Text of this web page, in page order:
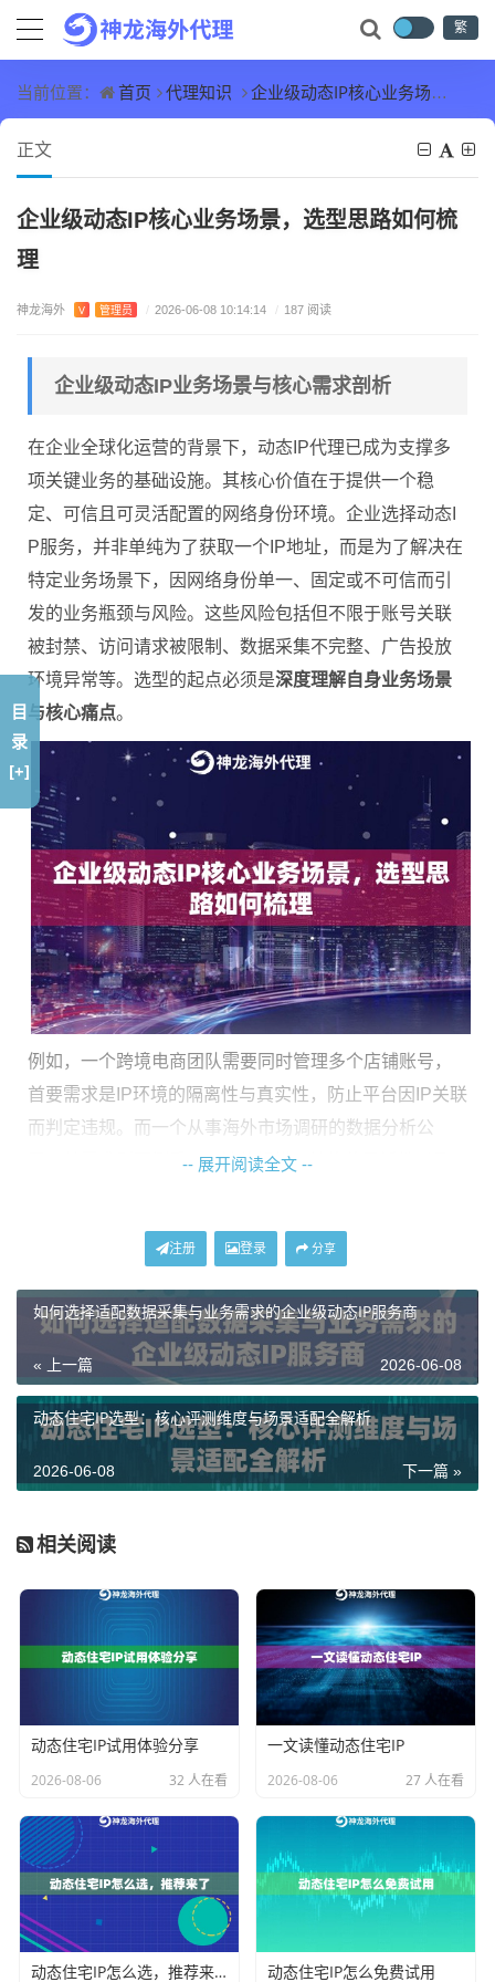
繁
当前位置： 首页 代理知识 企业级动态IP核心业务场景，选型思路如何梳理
正文
企业级动态IP核心业务场景，选型思路如何梳
理
神龙海外 V 管理员 / 2026-06-08 10:14:14 / 187 阅读
企业级动态IP业务场景与核心需求剖析
在企业全球化运营的背景下，动态IP代理已成为支撑多
项关键业务的基础设施。其核心价值在于提供一个稳
定、可信且可灵活配置的网络身份环境。企业选择动态I
P服务，并非单纯为了获取一个IP地址，而是为了解决在
特定业务场景下，因网络身份单一、固定或不可信而引
发的业务瓶颈与风险。这些风险包括但不限于账号关联
被封禁、访问请求被限制、数据采集不完整、广告投放
环境异常等。选型的起点必须是深度理解自身业务场景
与核心痛点。
例如，一个跨境电商团队需要同时管理多个店铺账号，
首要需求是IP环境的隔离性与真实性，防止平台因IP关联
而判定违规。而一个从事海外市场调研的数据分析公
司，其需求则更侧重于IP池的规模、轮换的灵活性以及
利进行。广告投放团队则对IP的地理位置精准度、纯净
度以及并发稳定性有极高要求，以确保广告测试与投放
的效果数据真实可靠。清晰定义这些场景，是后续所有
选型决策的基石。
动态IP产品选型的关键维度
面对市场上琳琅满目的动态IP产品，企业需要一套系统
化的梳理框架。基于核心业务场景，我们可以从以下几
否与企业业务无缝契合并发挥最大效能。
1. IP资源属性与规模：这是最根本的维度。IP资源主要
分为数据中心IP、住宅IP和移动IP。对于企业级业务，尤
其是涉及账号安全、平台访问的场景，住宅IP因其源自
，是首选。资源规模则体现
在IP池的大小和去重能力上。例如，神龙海外动态IP的企
业级动态住宅IP套餐，提供每日实时去重超330万IP的庞
大资源池，这为高并发、防封禁的业务提供了坚实基
础。而不限量代理IP套餐则提供专属IP池，不限制IP使用
数量，特别适合成本敏感且流量消耗巨大的长期任务。
2. 地理定位精准度与覆盖范围：业务的目标市场决定了I
P的地理需求。是只需要美国、日本等主流国家，还是需
要覆盖全球200多个国家地区？是否需要精确到州或城市
-- 展开阅读全文 --
注册 登录 分享
如何选择适配数据采集与业务需求的企业级动态IP服务商
« 上一篇 2026-06-08
动态住宅IP选型：核心评测维度与场景适配全解析
下一篇 »
2026-06-08
相关阅读
动态住宅IP试用体验分享
2026-08-06 32 人在看
一文读懂动态住宅IP
2026-08-06 27 人在看
动态住宅IP怎么选，推荐来了 动态住宅IP怎么免费试用
目
录
[+]